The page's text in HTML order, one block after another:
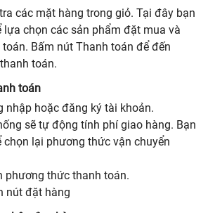
các mặt hàng trong giỏ. Tại đây bạn
lựa chọn các sản phẩm đặt mua và
Bấm nút Thanh toán để đến
toán.
toán
nhập hoặc đăng ký tài khoản.
sẽ tự động tính phí giao hàng. Bạn
chọn lại phương thức vận chuyển
phương thức thanh toán.
nút đặt hàng